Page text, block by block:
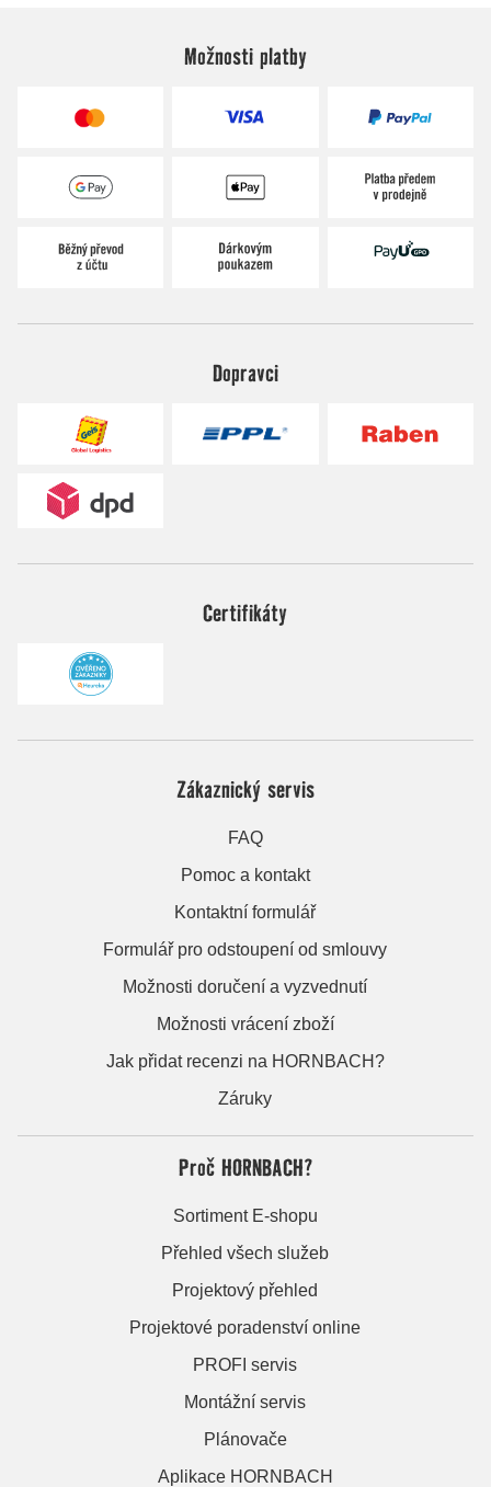
Možnosti platby
Dopravci
Certifikáty
Zákaznický servis
FAQ
Pomoc a kontakt
Kontaktní formulář
Formulář pro odstoupení od smlouvy
Možnosti doručení a vyzvednutí
Možnosti vrácení zboží
Jak přidat recenzi na HORNBACH?
Záruky
Proč HORNBACH?
Sortiment E-shopu
Přehled všech služeb
Projektový přehled
Projektové poradenství online
PROFI servis
Montážní servis
Plánovače
Aplikace HORNBACH